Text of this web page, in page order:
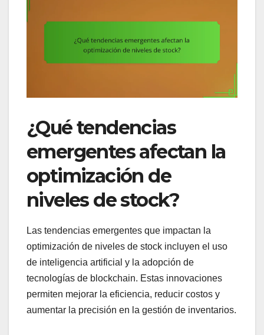
¿Qué tendencias
emergentes afectan la
optimización de
niveles de stock?
Las tendencias emergentes que impactan la
optimización de niveles de stock incluyen el uso
de inteligencia artificial y la adopción de
tecnologías de blockchain. Estas innovaciones
permiten mejorar la eficiencia, reducir costos y
aumentar la precisión en la gestión de inventarios.